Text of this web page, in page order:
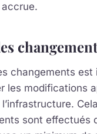
changements est
les modifications
sont effectués